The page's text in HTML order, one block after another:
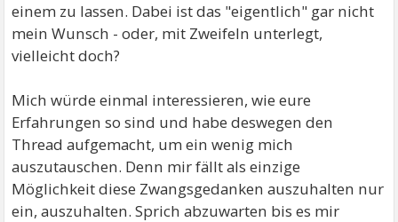
einem zu lassen. Dabei ist das "eigentlich" gar nicht
mein Wunsch - oder, mit Zweifeln unterlegt,
vielleicht doch?
Mich würde einmal interessieren, wie eure
Erfahrungen so sind und habe deswegen den
Thread aufgemacht, um ein wenig mich
auszutauschen. Denn mir fällt als einzige
Möglichkeit diese Zwangsgedanken auszuhalten nur
ein, auszuhalten. Sprich abzuwarten bis es mir